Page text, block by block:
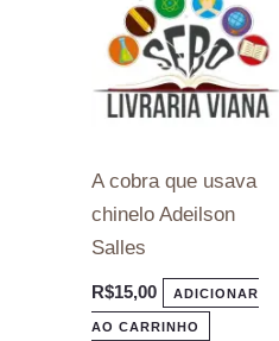
A cobra que usava
chinelo Adeilson
Salles
R$15,00 ADICIONAR
AO CARRINHO